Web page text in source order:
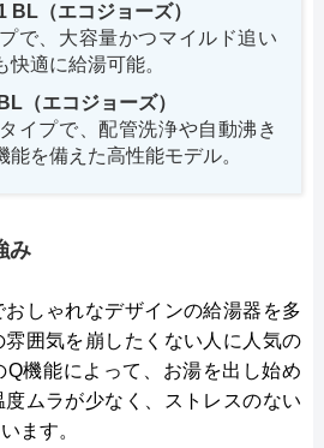
BL（エコジョーズ）
で、大容量かつマイルド追い
適に給湯可能。
（エコジョーズ）
イプで、配管洗浄や自動沸き
能を備えた高性能モデル。
み
しゃれなデザインの給湯器を多
雰囲気を崩したくない人に人気の
Q機能によって、お湯を出し始め
ムラが少なく、ストレスのない
ます。